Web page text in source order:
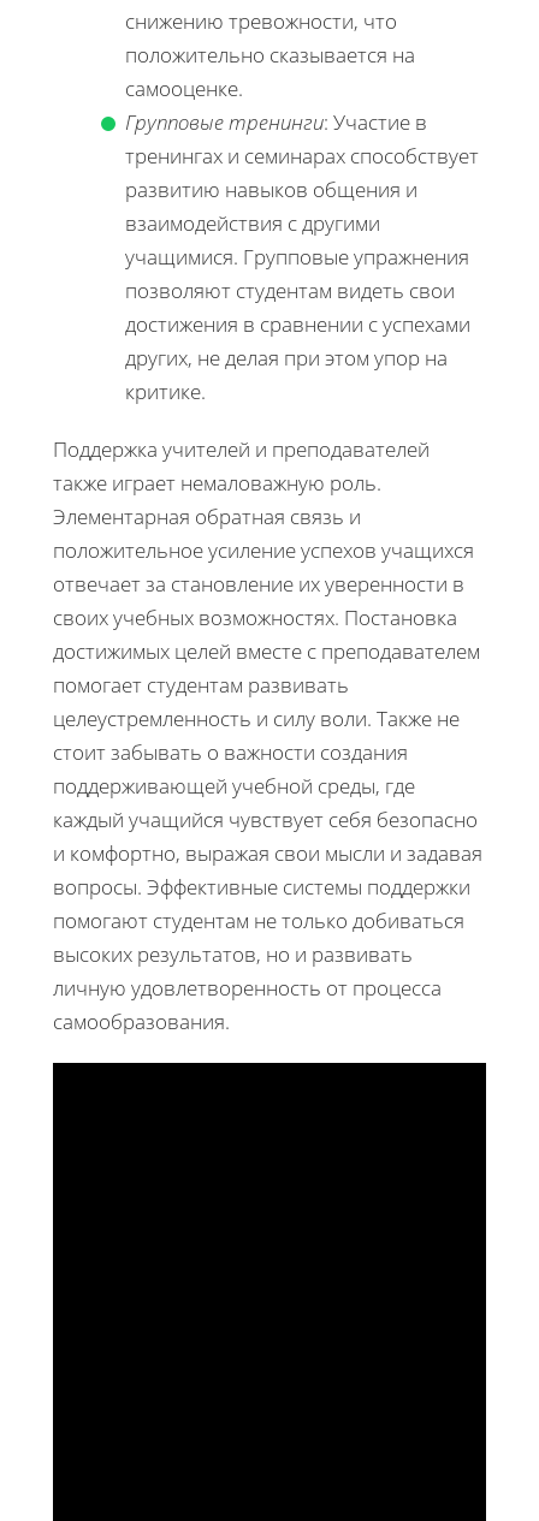
снижению тревожности, что
положительно сказывается на
самооценке.
Групповые тренинги: Участие в
тренингах и семинарах способствует
развитию навыков общения и
взаимодействия с другими
учащимися. Групповые упражнения
позволяют студентам видеть свои
достижения в сравнении с успехами
других, не делая при этом упор на
критике.
Поддержка учителей и преподавателей
также играет немаловажную роль.
Элементарная обратная связь и
положительное усиление успехов учащихся
отвечает за становление их уверенности в
своих учебных возможностях. Постановка
достижимых целей вместе с преподавателем
помогает студентам развивать
целеустремленность и силу воли. Также не
стоит забывать о важности создания
поддерживающей учебной среды, где
каждый учащийся чувствует себя безопасно
и комфортно, выражая свои мысли и задавая
вопросы. Эффективные системы поддержки
помогают студентам не только добиваться
высоких результатов, но и развивать
личную удовлетворенность от процесса
самообразования.